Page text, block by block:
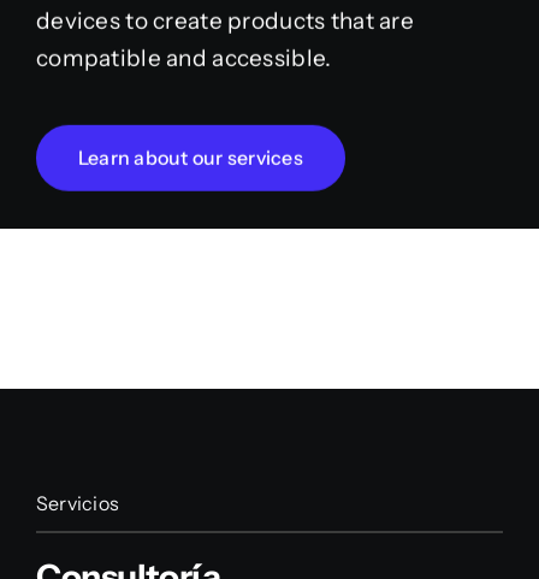
devices to create products that are
compatible and accessible.
Learn about our services
Servicios